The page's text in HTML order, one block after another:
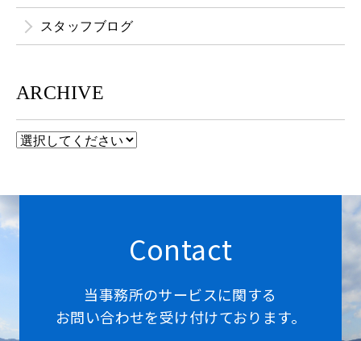
スタッフブログ
ARCHIVE
Contact
当事務所のサービスに関する
お問い合わせを受け付けております。